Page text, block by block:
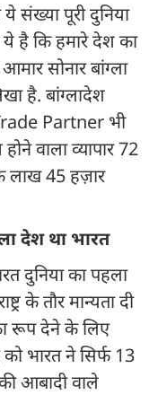
संख्या पूरी दुनिया
है कि हमारे देश का
सोनार बांग्ला
है. बांग्लादेश
Partner भी
वाला व्यापार 72
लाख 45 हज़ार
देश था भारत
दुनिया का पहला
के तौर मान्यता दी
रूप देने के लिए
भारत ने सिर्फ 13
आबादी वाले